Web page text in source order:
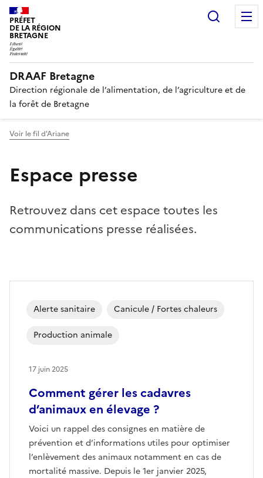
PRÉFET
DE LA RÉGION
BRETAGNE
DRAAF Bretagne
Direction régionale de l’alimentation, de l’agriculture et de
la forêt de Bretagne
Voir le fil d'Ariane
Espace presse
Retrouvez dans cet espace toutes les
communications presse réalisées.
Comment gérer les cadavres
d’animaux en élevage ?
Voici un rappel des consignes en matière de
prévention et d’informations utiles pour optimiser
l’enlèvement des animaux notamment en cas de
mortalité massive. Depuis le 1er janvier 2025,
Alerte sanitaire Canicule / Fortes chaleurs
Production animale
17 juin 2025